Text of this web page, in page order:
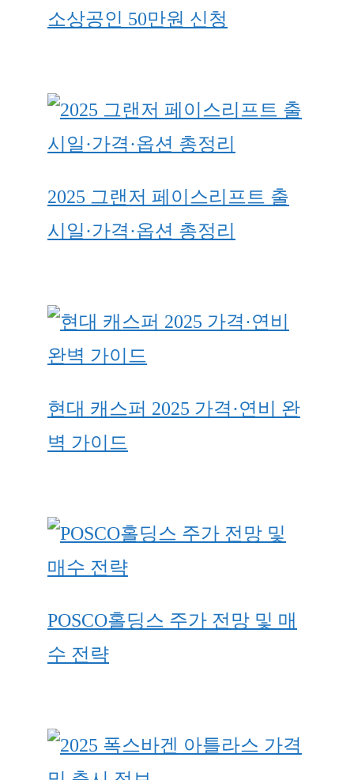
소상공인 50만원 신청
2025 그랜저 페이스리프트 출
시일·가격·옵션 총정리
현대 캐스퍼 2025 가격·연비 완
벽 가이드
POSCO홀딩스 주가 전망 및 매
수 전략